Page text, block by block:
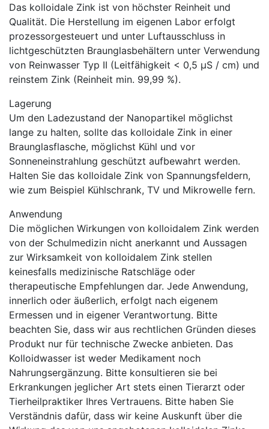
Das kolloidale Zink ist von höchster Reinheit und
Qualität. Die Herstellung im eigenen Labor erfolgt
prozessorgesteuert und unter Luftausschluss in
lichtgeschützten Braunglasbehältern unter Verwendung
von Reinwasser Typ II (Leitfähigkeit < 0,5 μS / cm) und
reinstem Zink (Reinheit min. 99,99 %).
Lagerung
Um den Ladezustand der Nanopartikel möglichst
lange zu halten, sollte das kolloidale Zink in einer
Braunglasflasche, möglichst Kühl und vor
Sonneneinstrahlung geschützt aufbewahrt werden.
Halten Sie das kolloidale Zink von Spannungsfeldern,
wie zum Beispiel Kühlschrank, TV und Mikrowelle fern.
Anwendung
Die möglichen Wirkungen von kolloidalem Zink werden
von der Schulmedizin nicht anerkannt und Aussagen
zur Wirksamkeit von kolloidalem Zink stellen
keinesfalls medizinische Ratschläge oder
therapeutische Empfehlungen dar. Jede Anwendung,
innerlich oder äußerlich, erfolgt nach eigenem
Ermessen und in eigener Verantwortung. Bitte
beachten Sie, dass wir aus rechtlichen Gründen dieses
Produkt nur für technische Zwecke anbieten. Das
Kolloidwasser ist weder Medikament noch
Nahrungsergänzung. Bitte konsultieren sie bei
Erkrankungen jeglicher Art stets einen Tierarzt oder
Tierheilpraktiker Ihres Vertrauens. Bitte haben Sie
Verständnis dafür, dass wir keine Auskunft über die